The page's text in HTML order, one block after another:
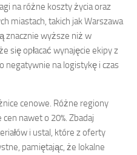
na różne koszty życia oraz
miastach, takich jak Warszawa
znacznie wyższe niż w
się opłacać wynajęcie ekipy z
negatywnie na logistykę i czas
cenowe. Różne regiony
nawet o 20%. Zbadaj
i ustal, które z oferty
pamiętając, że lokalne